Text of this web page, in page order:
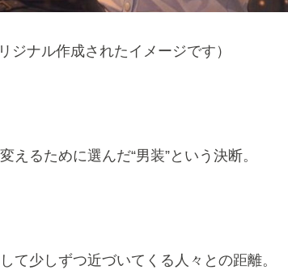
ジナル作成されたイメージです）
るために選んだ“男装”という決断。
て少しずつ近づいてくる人々との距離。